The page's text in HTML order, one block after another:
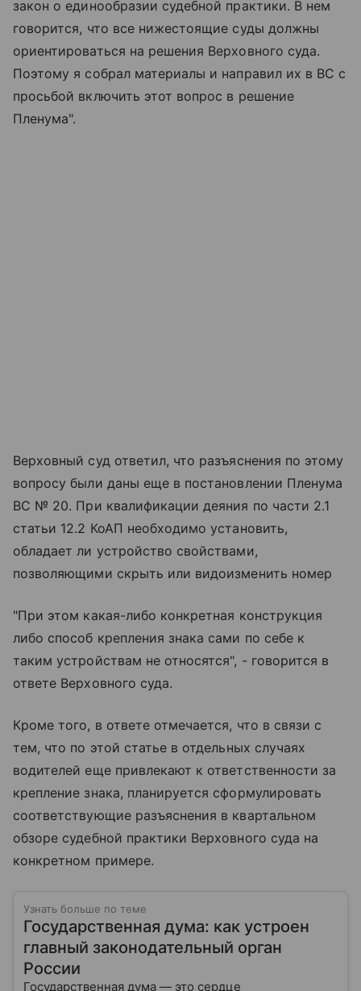
закон о единообразии судебной практики. В нем
говорится, что все нижестоящие суды должны
ориентироваться на решения Верховного суда.
Поэтому я собрал материалы и направил их в ВС с
просьбой включить этот вопрос в решение
Пленума".
Верховный суд ответил, что разъяснения по этому
вопросу были даны еще в постановлении Пленума
ВС № 20. При квалификации деяния по части 2.1
статьи 12.2 КоАП необходимо установить,
обладает ли устройство свойствами,
позволяющими скрыть или видоизменить номер
"При этом какая-либо конкретная конструкция
либо способ крепления знака сами по себе к
таким устройствам не относятся", - говорится в
ответе Верховного суда.
Кроме того, в ответе отмечается, что в связи с
тем, что по этой статье в отдельных случаях
водителей еще привлекают к ответственности за
крепление знака, планируется сформулировать
соответствующие разъяснения в квартальном
обзоре судебной практики Верховного суда на
конкретном примере.
Узнать больше по теме
Государственная дума: как устроен
главный законодательный орган
России
Государственная дума — это сердце